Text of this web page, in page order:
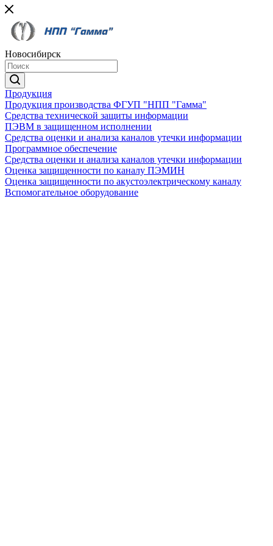
Новосибирск
Продукция
Продукция производства ФГУП "НПП "Гамма"
Средства технической защиты информации
ПЭВМ в защищенном исполнении
Средства оценки и анализа каналов утечки информации
Программное обеспечение
Средства оценки и анализа каналов утечки информации
Оценка защищенности по каналу ПЭМИН
Оценка защищенности по акустоэлектрическому каналу
Вспомогательное оборудование